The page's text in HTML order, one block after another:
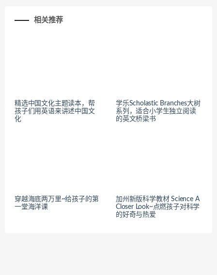
相关推荐
精选中国文化主题读本，帮
孩子们用英语来讲述中国文
化
学乐Scholastic Branches大树
系列，适合小学生独立阅读
的英文桥梁书
穿越海底两万里~给孩子的第
一堂海洋课
加州新版科学教材 Science A
Closer Look~点燃孩子对科学
的好奇与热爱